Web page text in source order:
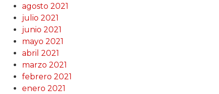
agosto 2021
julio 2021
junio 2021
mayo 2021
abril 2021
marzo 2021
febrero 2021
enero 2021